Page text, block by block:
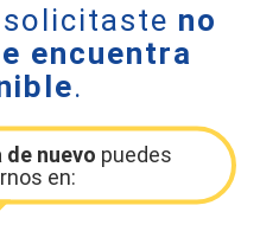
solicitaste no
encuentra
.
nuevo puedes
en: